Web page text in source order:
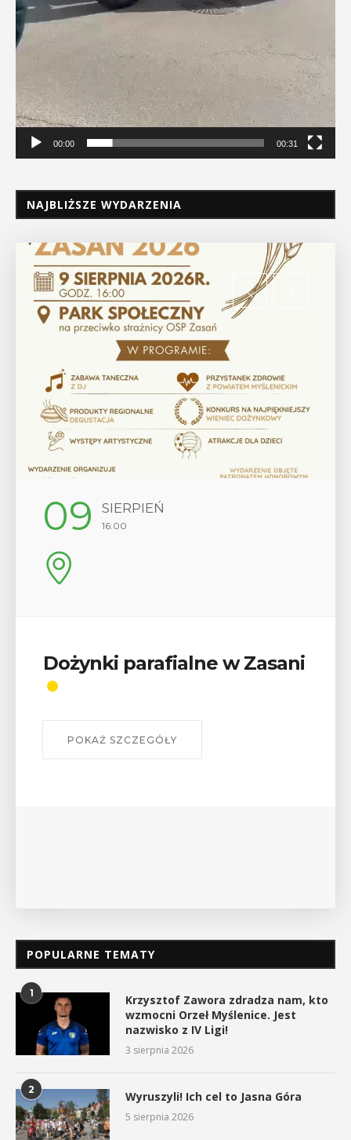
00:00 00:31
NAJBLIŻSZE WYDARZENIA
Zasani
12
Wykład „Jak zdobyć
W środę 12 sierpnia o godz. 17 w
POPULARNE TEMATY
1
Krzysztof Zawora zdradza nam, kto
wzmocni Orzeł Myślenice. Jest
nazwisko z IV Ligi!
3 sierpnia 2026
2 Wyruszyli! Ich cel to Jasna Góra
5 sierpnia 2026